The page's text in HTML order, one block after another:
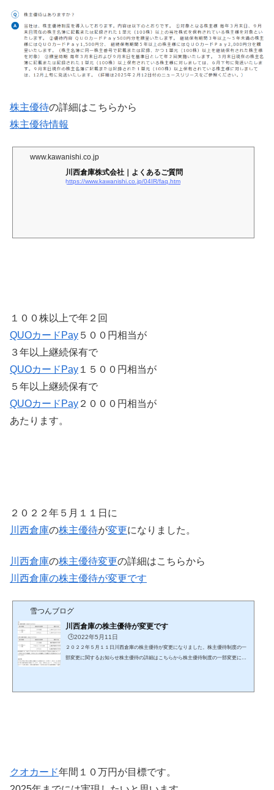
株主優待の詳細はこちらから
株主優待情報
www.kawanishi.co.jp
川西倉庫株式会社｜よくあるご質問
https://www.kawanishi.co.jp/04IR/faq.htm
１００株以上で年２回
QUOカードPay ５００円相当が
３年以上継続保有で
QUOカードPay １５００円相当が
５年以上継続保有で
QUOカードPay ２０００円相当が
あたります。
２０２２年５月１１日に
川西倉庫の株主優待が変更になりました。
川西倉庫の株主優待変更の詳細はこちらから
川西倉庫の株主優待が変更です
雪つんブログ
川西倉庫の株主優待が変更です
🕒️2022年5月11日
２０２２年５月１１日川西倉庫の株主優待が変更になりました。株主優待制度の一
部変更に関するお知らせ株主優待の詳細はこちらから株主優待制度の一部変更に関
クオカード年間１０万円が目標です。